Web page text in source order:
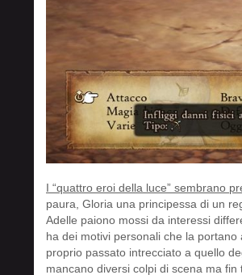
I “quattro eroi della luce” sembrano
paura, Gloria una principessa di un
Adelle paiono mossi da interessi
ha dei motivi personali che la
proprio passato intrecciato a quello
mancano diversi colpi di scena ma